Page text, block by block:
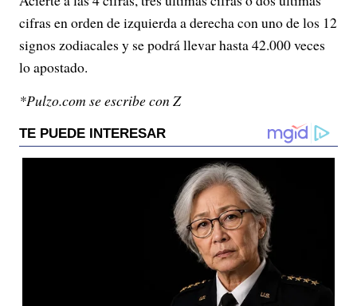
cifras en orden de izquierda a derecha con uno de los 12
signos zodiacales y se podrá llevar hasta 42.000 veces
lo apostado.
*Pulzo.com se escribe con Z